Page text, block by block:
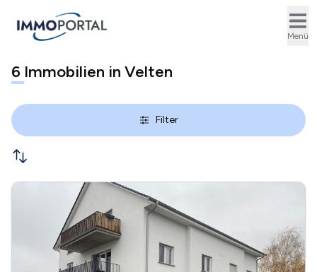
Menü
6 Immobilien in Velten
Filter